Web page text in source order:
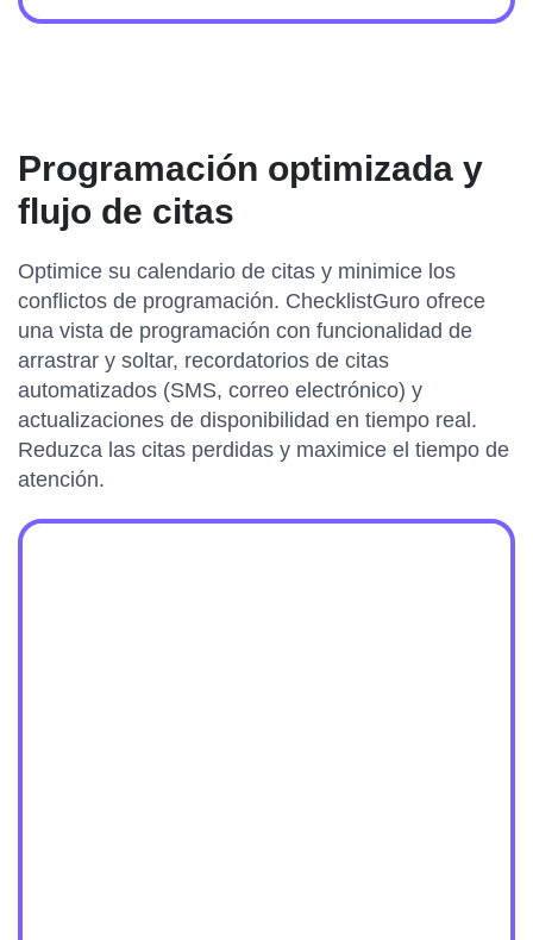
Programación optimizada y
flujo de citas
Optimice su calendario de citas y minimice los
conflictos de programación. ChecklistGuro ofrece
una vista de programación con funcionalidad de
arrastrar y soltar, recordatorios de citas
automatizados (SMS, correo electrónico) y
actualizaciones de disponibilidad en tiempo real.
Reduzca las citas perdidas y maximice el tiempo de
atención.